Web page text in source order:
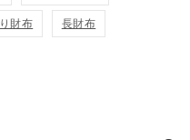
財布 長財布